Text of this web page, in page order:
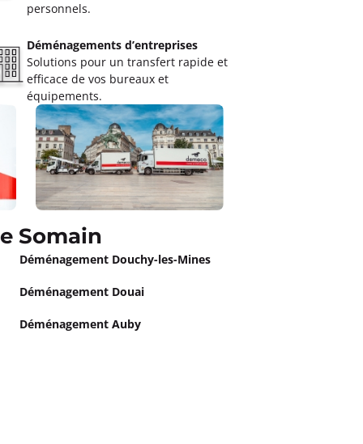
personnels.
Déménagements d’entreprises
Solutions pour un transfert rapide et
efficace de vos bureaux et
équipements.
Somain
Déménagement Douchy-les-Mines
Déménagement Douai
Déménagement Auby